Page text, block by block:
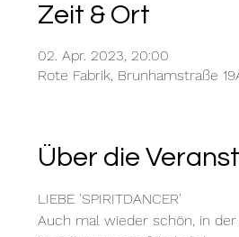
Zeit & Ort
02. Apr. 2023, 20:00
Rote Fabrik, Brunhamstraße
Über die
LIEBE 'SPIRITDANCER'
Auch mal wieder schön, in der